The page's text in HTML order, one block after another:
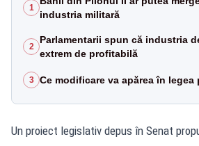
1
industria militară
2
Parlamentarii spun că industria
extrem de profitabilă
3 Ce modificare va apărea în
Un proiect legislativ depus în Senat